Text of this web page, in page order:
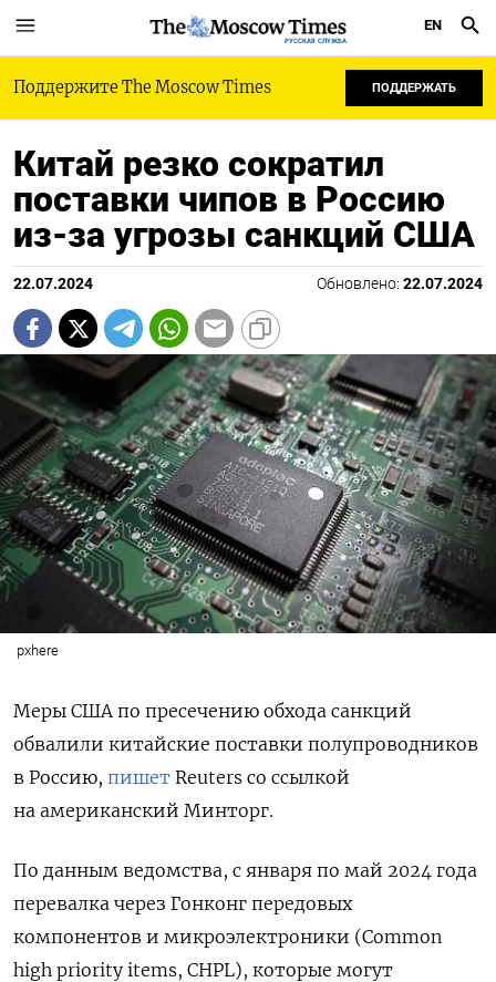
РУССКАЯ СЛУЖБА
EN
Поддержите The Moscow Times ПОДДЕРЖАТЬ
Китай резко сократил
поставки чипов в Россию
из-за угрозы санкций США
22.07.2024 Обновлено: 22.07.2024
pxhere
Меры США по пресечению обхода санкций
обвалили китайские поставки полупроводников
в Россию, пишет Reuters со ссылкой
на американский Минторг.
По данным ведомства, с января по май 2024 года
перевалка через Гонконг передовых
компонентов и микроэлектроники (Common
high priority items, CHPL), которые могут